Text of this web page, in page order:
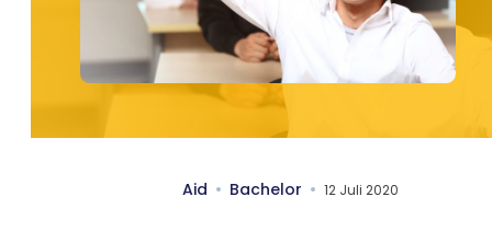
Aid Bachelor 12 Juli 2020